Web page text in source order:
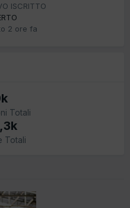
ISCRITTO
2 ore fa
Totali
Totali